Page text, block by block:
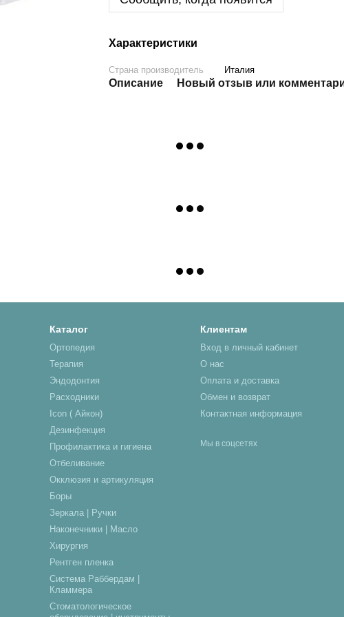
Характеристики
Страна производитель Италия
Описание Новый отзыв или
Каталог
Ортопедия
Терапия
Эндодонтия
Расходники
Icon ( Айкон)
Дезинфекция
Профилактика и гигиена
Отбеливание
Окклюзия и артикуляция
Боры
Зеркала | Ручки
Наконечники | Масло
Хирургия
Рентген пленка
Система Раббердам |
Кламмера
Стоматологическое
Клиентам
Вход в личный кабинет
О нас
Оплата и доставка
Обмен и возврат
Контактная информация
Мы в соцсетях